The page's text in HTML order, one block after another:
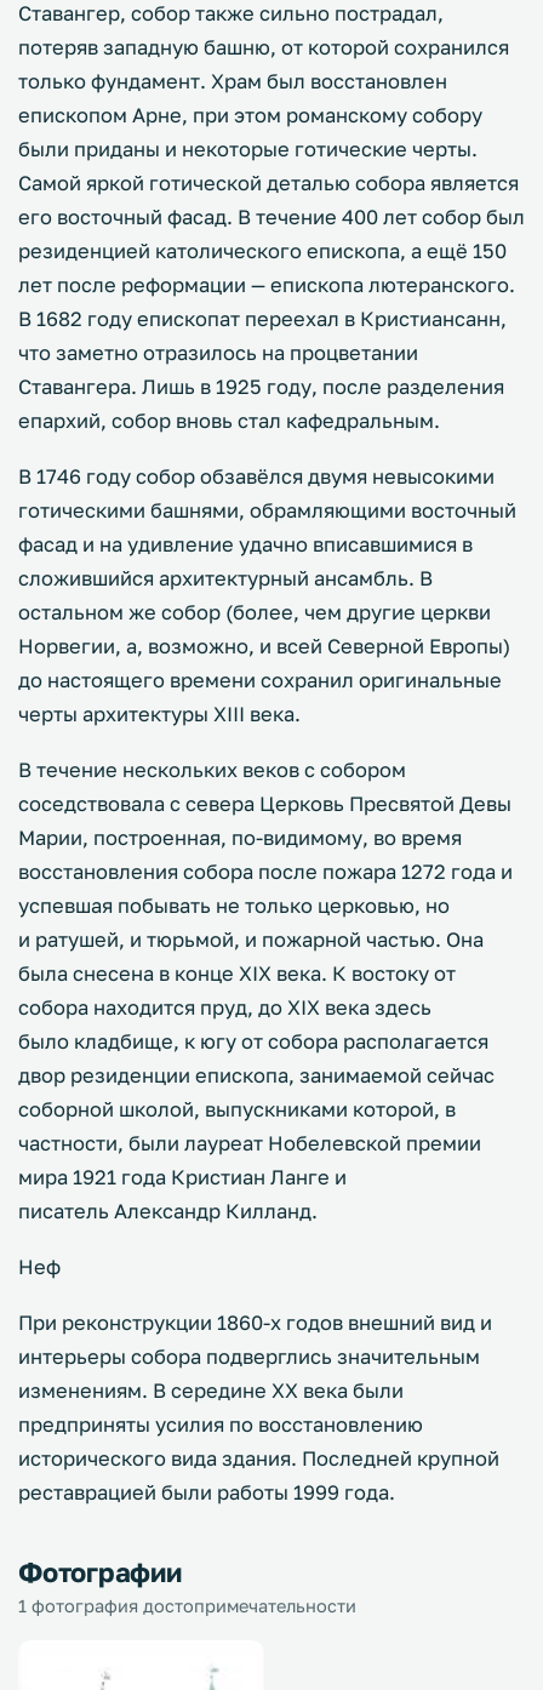
Ставангер, собор также сильно пострадал,
потеряв западную башню, от которой сохранился
только фундамент. Храм был восстановлен
епископом Арне, при этом романскому собору
были приданы и некоторые готические черты.
Самой яркой готической деталью собора является
его восточный фасад. В течение 400 лет собор был
резиденцией католического епископа, а ещё 150
лет после реформации — епископа лютеранского.
В 1682 году епископат переехал в Кристиансанн,
что заметно отразилось на процветании
Ставангера. Лишь в 1925 году, после разделения
епархий, собор вновь стал кафедральным.
В 1746 году собор обзавёлся двумя невысокими
готическими башнями, обрамляющими восточный
фасад и на удивление удачно вписавшимися в
сложившийся архитектурный ансамбль. В
остальном же собор (более, чем другие церкви
Норвегии, а, возможно, и всей Северной Европы)
до настоящего времени сохранил оригинальные
черты архитектуры XIII века.
В течение нескольких веков с собором
соседствовала с севера Церковь Пресвятой Девы
Марии, построенная, по-видимому, во время
восстановления собора после пожара 1272 года и
успевшая побывать не только церковью, но
и ратушей, и тюрьмой, и пожарной частью. Она
была снесена в конце XIX века. К востоку от
собора находится пруд, до XIX века здесь
было кладбище, к югу от собора располагается
двор резиденции епископа, занимаемой сейчас
соборной школой, выпускниками которой, в
частности, были лауреат Нобелевской премии
мира 1921 года Кристиан Ланге и
писатель Александр Килланд.
Неф
При реконструкции 1860-х годов внешний вид и
интерьеры собора подверглись значительным
изменениям. В середине XX века были
предприняты усилия по восстановлению
исторического вида здания. Последней крупной
реставрацией были работы 1999 года.
Фотографии
1 фотография достопримечательности